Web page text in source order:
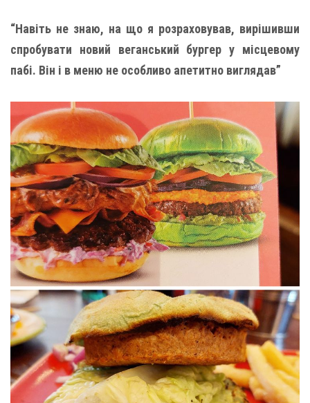
“Навіть не знаю, на що я розраховував, вирішивши
спробувати новий веганський бургер у місцевому
пабі. Він і в меню не особливо апетитно виглядав”